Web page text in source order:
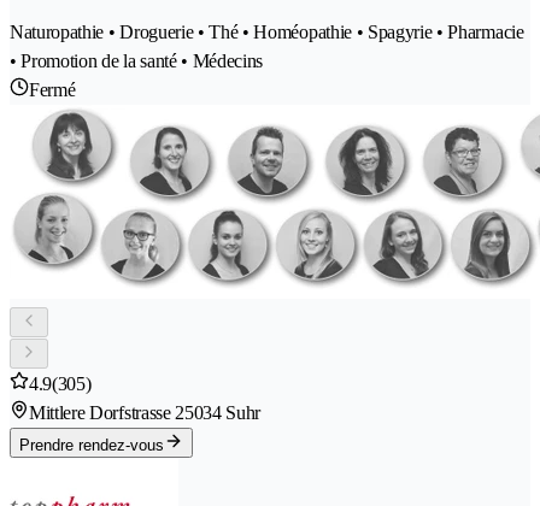
Naturopathie • Droguerie • Thé • Homéopathie • Spagyrie • Pharmacie
• Promotion de la santé • Médecins
Fermé
4.9(305)
Mittlere Dorfstrasse 25034 Suhr
Prendre rendez-vous